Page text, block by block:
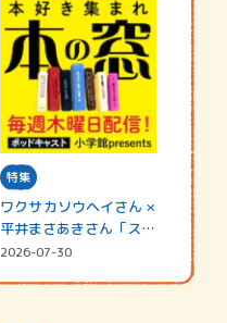
特集
ワクサカソウヘイさん ×
平井まさあきさん「スペ
シャ…
2026-07-30